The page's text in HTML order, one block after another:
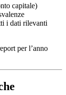
capitale)
i dati rilevanti
per l’anno